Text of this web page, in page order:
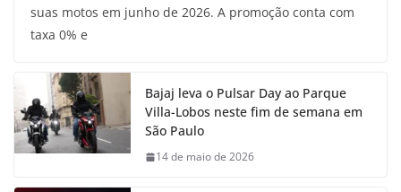
suas motos em junho de 2026. A promoção conta com
taxa 0% e
Bajaj leva o Pulsar Day ao Parque
Villa-Lobos neste fim de semana em
São Paulo
14 de maio de 2026